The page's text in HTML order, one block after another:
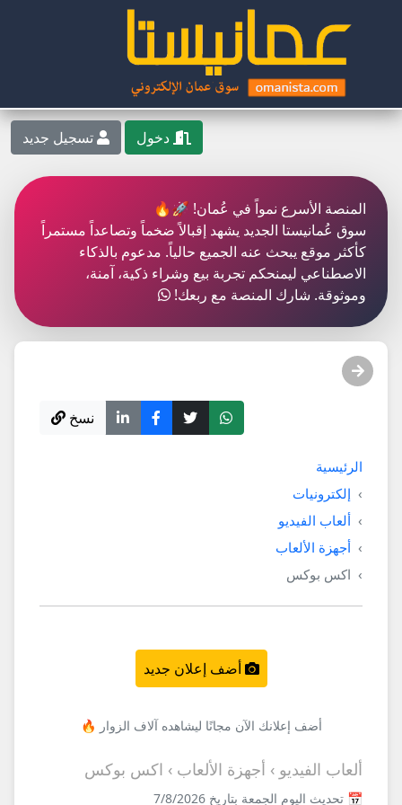
دخول تسجيل جديد
المنصة الأسرع نمواً في عُمان! 🚀🔥
سوق عُمانيستا الجديد يشهد إقبالاً ضخماً وتصاعداً مستمراً
كأكثر موقع يبحث عنه الجميع حالياً. مدعوم بالذكاء
الاصطناعي ليمنحكم تجربة بيع وشراء ذكية، آمنة،
وموثوقة. شارك المنصة مع ربعك!
نسخ
الرئيسية
إلكترونيات
ألعاب الفيديو
أجهزة الألعاب
اكس بوكس
أضف إعلان جديد
أضف إعلانك الآن مجانًا ليشاهده آلاف الزوار 🔥
ألعاب الفيديو › أجهزة الألعاب › اكس بوكس
📅 تحديث اليوم الجمعة بتاريخ 7/8/2026